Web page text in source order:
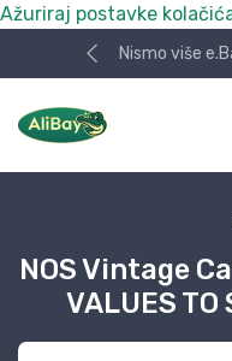
Ažuriraj postavke
Nismo više
NOS Vintage
VALUES